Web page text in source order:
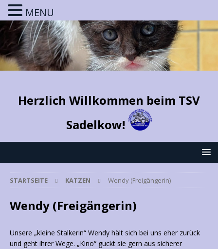
Herzlich Willkommen beim TSV
Sadelkow!
STARTSEITE KATZEN Wendy (Freigängerin)
Wendy (Freigängerin)
Unsere „kleine Stalkerin“ Wendy hält sich bei uns eher zurück
und geht ihrer Wege. „Kino“ guckt sie gern aus sicherer
MENU